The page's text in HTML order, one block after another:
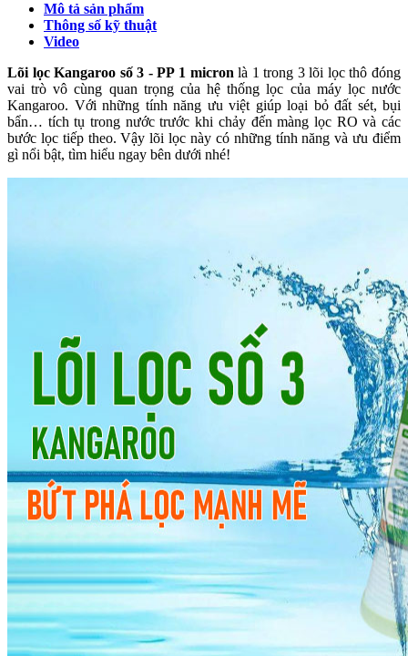
Mô tả sản phẩm
Thông số kỹ thuật
Video
Lõi lọc Kangaroo số 3 - PP 1 micron là 1 trong 3 lõi lọc thô đóng
vai trò vô cùng quan trọng của hệ thống lọc của máy lọc nước
Kangaroo. Với những tính năng ưu việt giúp loại bỏ đất sét, bụi
bẩn… tích tụ trong nước trước khi chảy đến màng lọc RO và các
bước lọc tiếp theo. Vậy lõi lọc này có những tính năng và ưu điểm
gì nổi bật, tìm hiểu ngay bên dưới nhé!